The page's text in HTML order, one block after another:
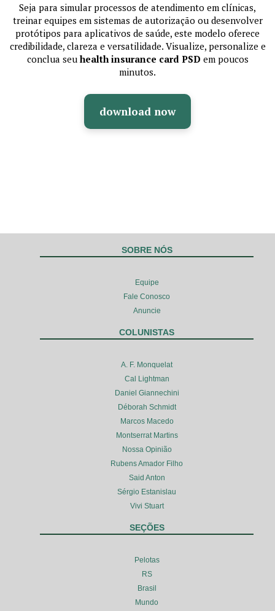
Seja para simular processos de atendimento em clínicas,
treinar equipes em sistemas de autorização ou desenvolver
protótipos para aplicativos de saúde, este modelo oferece
credibilidade, clareza e versatilidade. Visualize, personalize e
conclua seu health insurance card PSD em poucos
minutos.
download now
SOBRE NÓS
Equipe
Fale Conosco
Anuncie
COLUNISTAS
A. F. Monquelat
Cal Lightman
Daniel Giannechini
Déborah Schmidt
Marcos Macedo
Montserrat Martins
Nossa Opinião
Rubens Amador Filho
Said Anton
Sérgio Estanislau
Vivi Stuart
SEÇÕES
Pelotas
RS
Brasil
Mundo